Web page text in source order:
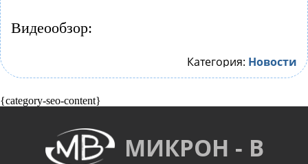
Видеообзор:
Категория: Новости
{category-seo-content}
МИКРОН - В